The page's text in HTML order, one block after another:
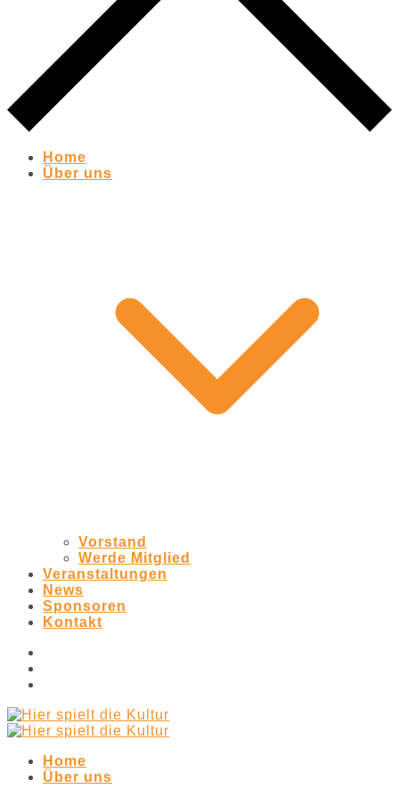
Home
Über uns
Vorstand
Werde Mitglied
Veranstaltungen
News
Sponsoren
Kontakt
Home
Über uns